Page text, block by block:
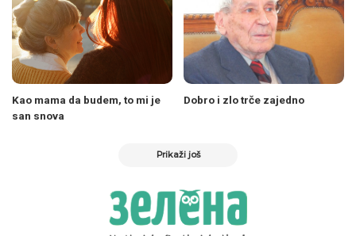
Kao mama da budem, to mi je
san snova
Dobro i zlo trče zajedno
Prikaži još